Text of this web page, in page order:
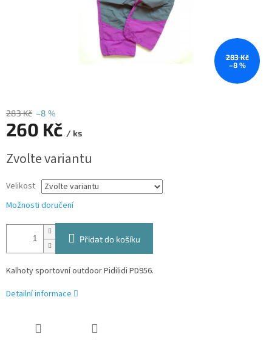
283 Kč
–8 %
283 Kč –8 %
260 Kč / ks
cena:
Zvolte variantu
Velikost
Možnosti doručení
Přidat do košíku
Kalhoty sportovní outdoor Pidilidi PD956.
Detailní informace